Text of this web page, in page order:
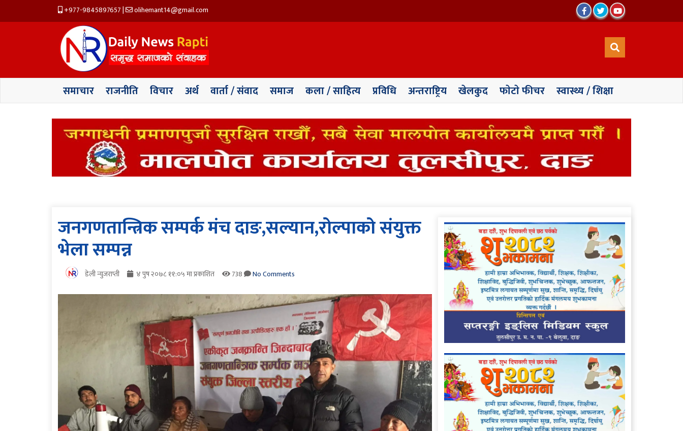
+977-9845897657| olihemant14@gmail.com
समाचार राजनीति विचार अर्थ वार्ता / संवाद समाज कला / साहित्य प्रविधि अन्तराष्ट्रिय खेलकुद फाेटाे फीचर स्वास्थ्य / शिक्षा
जनगणतान्त्रिक सम्पर्क मंच दाङ,सल्यान,रोल्पाको संयुक्त
भेला सम्पन्न
डेली न्युजराप्ती ४ पुष २०७८ ११:०५ मा प्रकाशित 738 No Comments